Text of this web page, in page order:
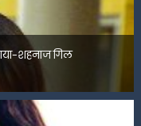
शहनाज गिल